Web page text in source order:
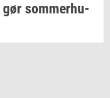
gør som­mer­hu­